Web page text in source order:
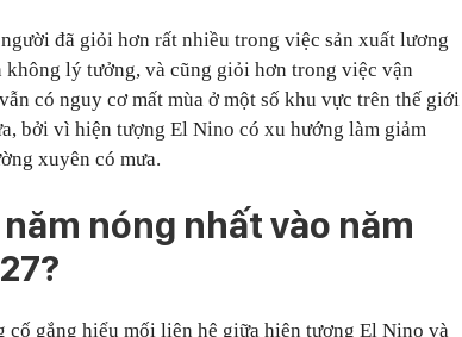
đã giỏi hơn rất nhiều trong việc sản xuất lương
lý tưởng, và cũng giỏi hơn trong việc vận
có nguy cơ mất mùa ở một số khu vực trên thế giới
bởi vì hiện tượng El Nino có xu hướng làm giảm
xuyên có mưa.
nóng nhất vào năm
cố gắng hiểu mối liên hệ giữa hiện tượng El Nino và